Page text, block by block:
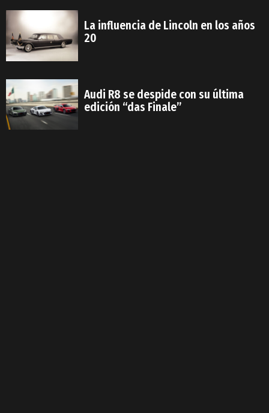
La influencia de Lincoln en los años
20
Audi R8 se despide con su última
edición “das Finale”